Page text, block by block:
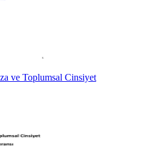
ve Toplumsal Cinsiyet